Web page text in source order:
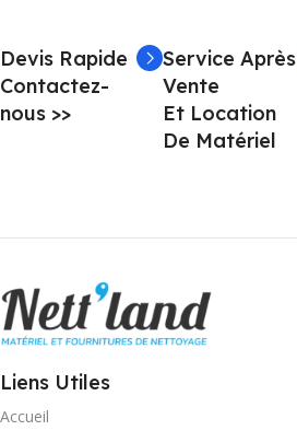
Devis Rapide
Contactez-
nous >>
Service Après
Vente
Et Location
De Matériel
Liens Utiles
Accueil